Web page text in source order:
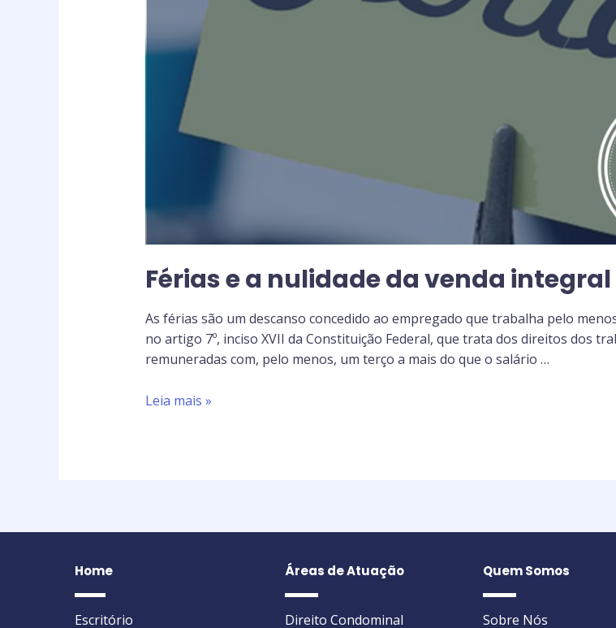
Férias e a nulidade da venda integral
As férias são um descanso concedido ao empregado que trabalha pelo
no artigo 7º, inciso XVII da Constituição Federal, que trata dos direitos dos
remuneradas com, pelo menos, um terço a mais do que o salário …
Leia mais »
Home
Escritório
Áreas de Atuação
Direito Condominal
Quem Somos
Sobre Nós